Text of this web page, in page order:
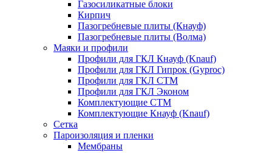
Газосиликатные блоки
Кирпич
Пазогребневые плиты (Кнауф)
Пазогребневые плиты (Волма)
Маяки и профили
Профили для ГКЛ Кнауф (Knauf)
Профили для ГКЛ Гипрок (Gyproc)
Профили для ГКЛ СТМ
Профили для ГКЛ Эконом
Комплектующие СТМ
Комплектующие Кнауф (Knauf)
Сетка
Пароизоляция и пленки
Мембраны